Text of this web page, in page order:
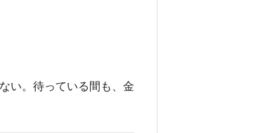
い。待っている間も、金